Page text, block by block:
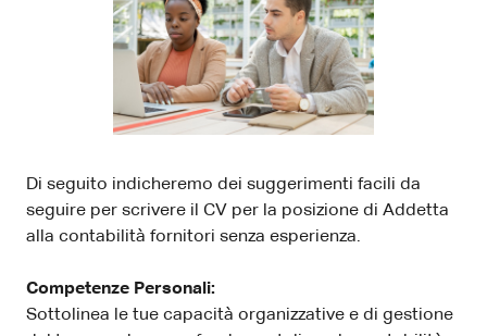
Di seguito indicheremo dei suggerimenti facili da
seguire per scrivere il CV per la posizione di Addetta
alla contabilità fornitori senza esperienza.
Competenze Personali:
Sottolinea le tue capacità organizzative e di gestione